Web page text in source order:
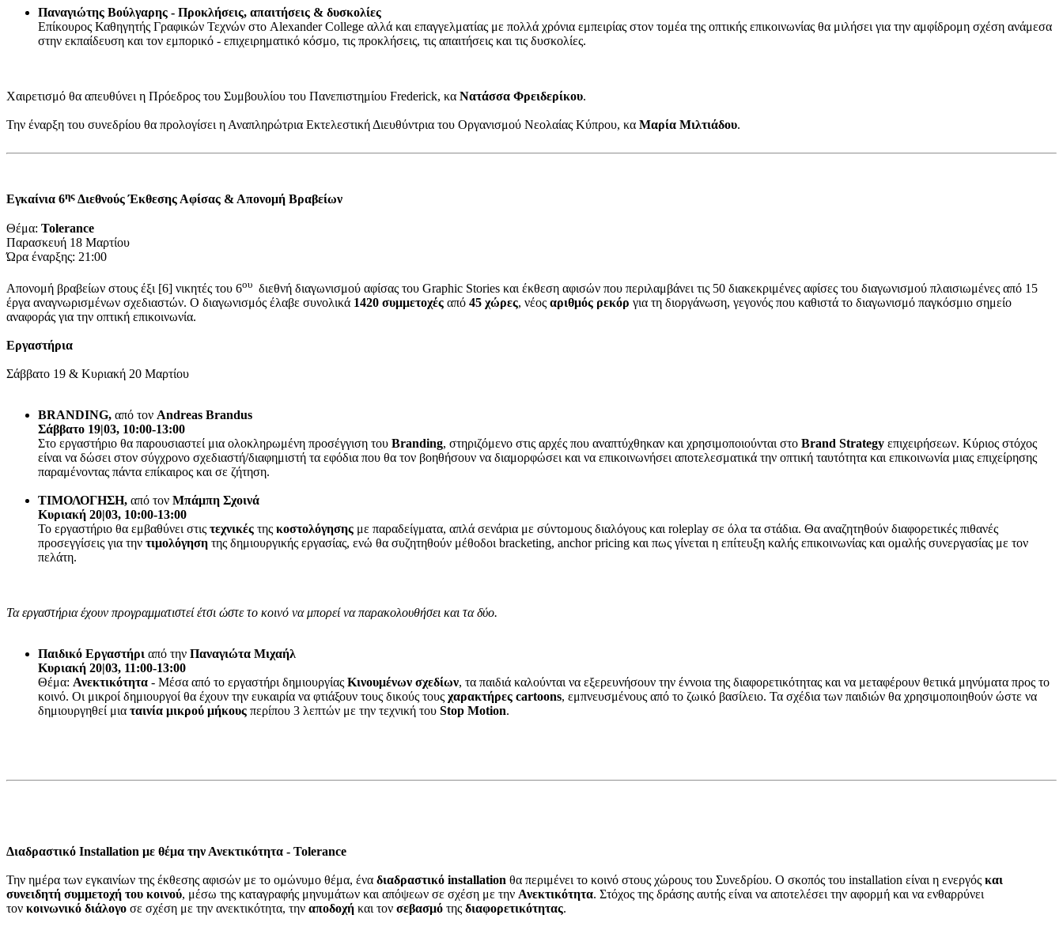
Παναγιώτης Βούλγαρης - Προκλήσεις, απαιτήσεις & δυσκολίες
Επίκουρος Καθηγητής Γραφικών Τεχνών στο Alexander College αλλά και επαγγελματίας με πολλά χρόνια εμπειρίας στον τομέα της οπτικής επικοινωνίας θα μιλήσει για την αμφίδρομη σχέση ανάμεσα
στην εκπαίδευση και τον εμπορικό - επιχειρηματικό κόσμο, τις προκλήσεις, τις απαιτήσεις και τις δυσκολίες.
Χαιρετισμό θα απευθύνει η Πρόεδρος του Συμβουλίου του Πανεπιστημίου Frederick, κα Νατάσσα Φρειδερίκου.
Την έναρξη του συνεδρίου θα προλογίσει η Αναπληρώτρια Εκτελεστική Διευθύντρια του Οργανισμού Νεολαίας Κύπρου, κα Μαρία Μιλτιάδου.
Εγκαίνια 6ηςΔιεθνούς Έκθεσης Αφίσας & Απονομή Βραβείων
Θέμα: Tolerance
Παρασκευή 18 Μαρτίου
Ώρα έναρξης: 21:00
Απονομή βραβείων στους έξι [6] νικητές του 6ου διεθνή διαγωνισμού αφίσας του Graphic Stories και έκθεση αφισών που περιλαμβάνει τις 50 διακεκριμένες αφίσες του διαγωνισμού πλαισιωμένες από 15
έργα αναγνωρισμένων σχεδιαστών. Ο διαγωνισμός έλαβε συνολικά 1420 συμμετοχές από 45 χώρες, νέος αριθμός ρεκόρ για τη διοργάνωση, γεγονός που καθιστά το διαγωνισμό παγκόσμιο σημείο
αναφοράς για την οπτική επικοινωνία.
Εργαστήρια
Σάββατο 19 & Κυριακή 20 Μαρτίου
BRANDING, από τον Andreas Brandus
Σάββατο 19|03, 10:00-13:00
Στο εργαστήριο θα παρουσιαστεί μια ολοκληρωμένη προσέγγιση του Βranding, στηριζόμενο στις αρχές που αναπτύχθηκαν και χρησιμοποιούνται στο Brand Strategy επιχειρήσεων. Κύριος στόχος
είναι να δώσει στον σύγχρονο σχεδιαστή/διαφημιστή τα εφόδια που θα τον βοηθήσουν να διαμορφώσει και να επικοινωνήσει αποτελεσματικά την οπτική ταυτότητα και επικοινωνία μιας επιχείρησης
παραμένοντας πάντα επίκαιρος και σε ζήτηση.
ΤΙΜΟΛΟΓΗΣΗ, από τον Μπάμπη Σχοινά
Κυριακή 20|03, 10:00-13:00
Το εργαστήριο θα εμβαθύνει στις τεχνικές της κοστολόγησης με παραδείγματα, απλά σενάρια με σύντομους διαλόγους και roleplay σε όλα τα στάδια. Θα αναζητηθούν διαφορετικές πιθανές
προσεγγίσεις για την τιμολόγηση της δημιουργικής εργασίας, ενώ θα συζητηθούν μέθοδοι bracketing, anchor pricing και πως γίνεται η επίτευξη καλής επικοινωνίας και ομαλής συνεργασίας με τον
πελάτη.
Τα εργαστήρια έχουν προγραμματιστεί έτσι ώστε το κοινό να μπορεί να παρακολουθήσει και τα δύο.
Παιδικό Εργαστήρι από την Παναγιώτα Μιχαήλ
Κυριακή 20|03, 11:00-13:00
Θέμα: Ανεκτικότητα - Μέσα από το εργαστήρι δημιουργίας Κινουμένων σχεδίων, τα παιδιά καλούνται να εξερευνήσουν την έννοια της διαφορετικότητας και να μεταφέρουν θετικά μηνύματα προς το
κοινό. Οι μικροί δημιουργοί θα έχουν την ευκαιρία να φτιάξουν τους δικούς τους χαρακτήρες cartoons, εμπνευσμένους από το ζωικό βασίλειο. Τα σχέδια των παιδιών θα χρησιμοποιηθούν ώστε να
δημιουργηθεί μια ταινία μικρού μήκους περίπου 3 λεπτών με την τεχνική του Stop Μotion.
Διαδραστικό Installation με θέμα την Ανεκτικότητα - Tolerance
Την ημέρα των εγκαινίων της έκθεσης αφισών με το ομώνυμο θέμα, ένα διαδραστικό installation θα περιμένει το κοινό στους χώρους του Συνεδρίου. Ο σκοπός του installation είναι η ενεργός και
συνειδητή συμμετοχή του κοινού, μέσω της καταγραφής μηνυμάτων και απόψεων σε σχέση με την Ανεκτικότητα. Στόχος της δράσης αυτής είναι να αποτελέσει την αφορμή και να ενθαρρύνει
τον κοινωνικό διάλογο σε σχέση με την ανεκτικότητα, την αποδοχή και τον σεβασμό της διαφορετικότητας.